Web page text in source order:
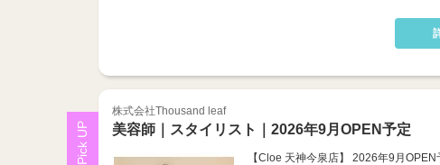
株式会社Thousand leaf
美容師｜スタイリスト｜2026年9月OPEN予定
【Cloe 天神今泉店】 2026年9月